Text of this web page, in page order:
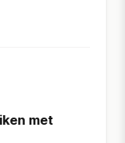
met